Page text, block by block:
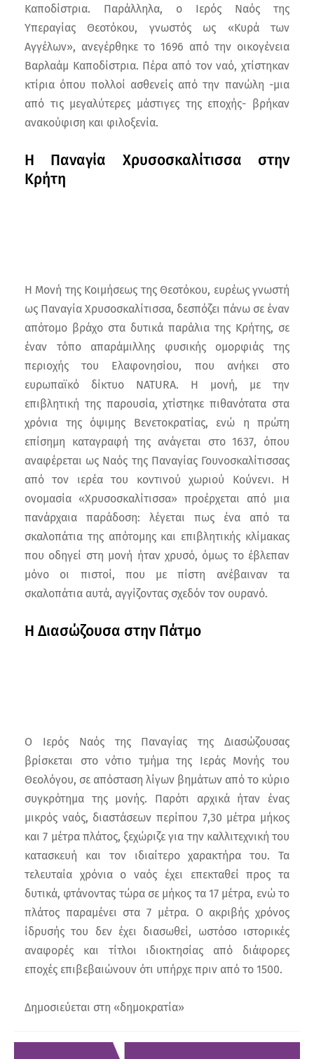
Καποδίστρια. Παράλληλα, ο Ιερός Ναός της
Υπεραγίας Θεοτόκου, γνωστός ως «Κυρά των
Αγγέλων», ανεγέρθηκε το 1696 από την οικογένεια
Βαρλαάμ Καποδίστρια. Πέρα από τον ναό, χτίστηκαν
κτίρια όπου πολλοί ασθενείς από την πανώλη -μια
από τις μεγαλύτερες μάστιγες της εποχής- βρήκαν
ανακούφιση και φιλοξενία.
Η Παναγία Χρυσοσκαλίτισσα στην
Κρήτη
Η Μονή της Κοιμήσεως της Θεοτόκου, ευρέως γνωστή
ως Παναγία Χρυσοσκαλίτισσα, δεσπόζει πάνω σε έναν
απότομο βράχο στα δυτικά παράλια της Κρήτης, σε
έναν τόπο απαράμιλλης φυσικής ομορφιάς της
περιοχής του Ελαφονησίου, που ανήκει στο
ευρωπαϊκό δίκτυο NATURA. Η μονή, με την
επιβλητική της παρουσία, χτίστηκε πιθανότατα στα
χρόνια της όψιμης Βενετοκρατίας, ενώ η πρώτη
επίσημη καταγραφή της ανάγεται στο 1637, όπου
αναφέρεται ως Ναός της Παναγίας Γουνοσκαλίτισσας
από τον ιερέα του κοντινού χωριού Κούνενι. Η
ονομασία «Χρυσοσκαλίτισσα» προέρχεται από μια
πανάρχαια παράδοση: λέγεται πως ένα από τα
σκαλοπάτια της απότομης και επιβλητικής κλίμακας
που οδηγεί στη μονή ήταν χρυσό, όμως το έβλεπαν
μόνο οι πιστοί, που με πίστη ανέβαιναν τα
σκαλοπάτια αυτά, αγγίζοντας σχεδόν τον ουρανό.
Η Διασώζουσα στην Πάτμο
Ο Ιερός Ναός της Παναγίας της Διασώζουσας
βρίσκεται στο νότιο τμήμα της Ιεράς Μονής του
Θεολόγου, σε απόσταση λίγων βημάτων από το κύριο
συγκρότημα της μονής. Παρότι αρχικά ήταν ένας
μικρός ναός, διαστάσεων περίπου 7,30 μέτρα μήκος
και 7 μέτρα πλάτος, ξεχώριζε για την καλλιτεχνική του
κατασκευή και τον ιδιαίτερο χαρακτήρα του. Τα
τελευταία χρόνια ο ναός έχει επεκταθεί προς τα
δυτικά, φτάνοντας τώρα σε μήκος τα 17 μέτρα, ενώ το
πλάτος παραμένει στα 7 μέτρα. Ο ακριβής χρόνος
ίδρυσής του δεν έχει διασωθεί, ωστόσο ιστορικές
αναφορές και τίτλοι ιδιοκτησίας από διάφορες
εποχές επιβεβαιώνουν ότι υπήρχε πριν από το 1500.
Δημοσιεύεται στη «δημοκρατία»